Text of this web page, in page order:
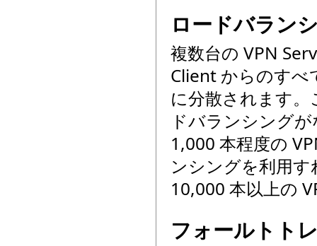
ロードバラン
複数台の VPN
Client からのすべ
に分散されます
ドバランシング
1,000 本程度の
ンシングを利用
10,000 本以上の
フォールトト